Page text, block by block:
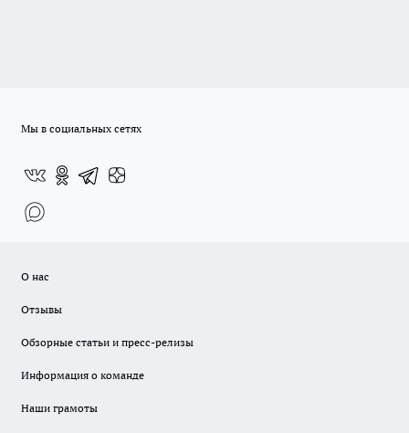
Мы в социальных сетях
О нас
Отзывы
Обзорные статьи и пресс-релизы
Информация о команде
Наши грамоты